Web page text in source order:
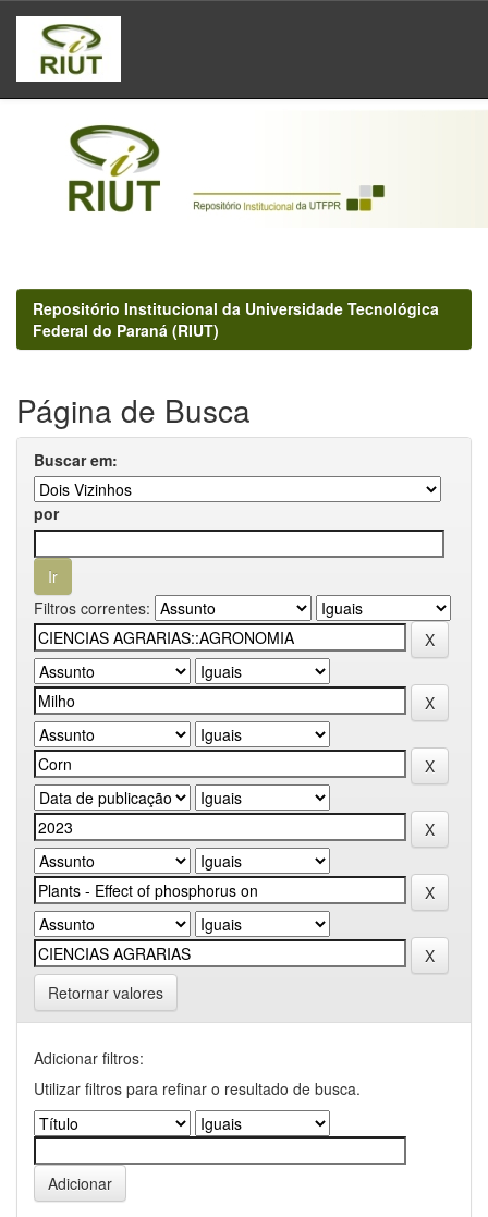
Skip
navigation
Repositório Institucional da Universidade Tecnológica
Federal do Paraná (RIUT)
Página de Busca
Buscar em:
por
Filtros correntes:
Retornar valores
Adicionar filtros:
Utilizar filtros para refinar o resultado de busca.